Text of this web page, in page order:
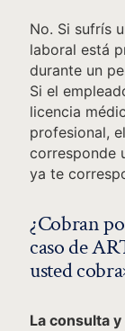
No. Si sufrís
laboral está
durante un
Si el
licencia
profesional,
corresponde
ya te
¿Cobran
caso de
usted
La consulta